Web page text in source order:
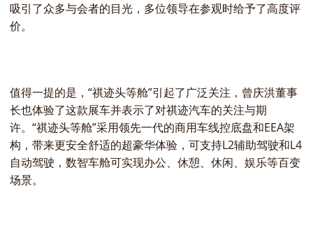
吸引了众多与会者的目光，多位领导在参观时给予了高度评
价。
值得一提的是，“祺迹头等舱”引起了广泛关注，曾庆洪董事
长也体验了这款展车并表示了对祺迹汽车的关注与期
许。“祺迹头等舱”采用领先一代的商用车线控底盘和EEA架
构，带来更安全舒适的超豪华体验，可支持L2辅助驾驶和L4
自动驾驶，数智车舱可实现办公、休憩、休闲、娱乐等百变
场景。